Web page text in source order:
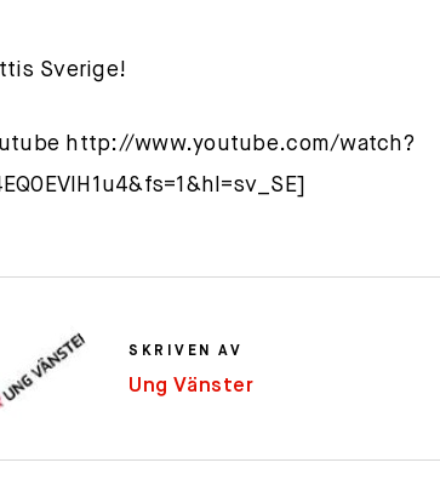
Sverige!
http://www.youtube.com/watch?
SKRIVEN AV
Ung Vänster